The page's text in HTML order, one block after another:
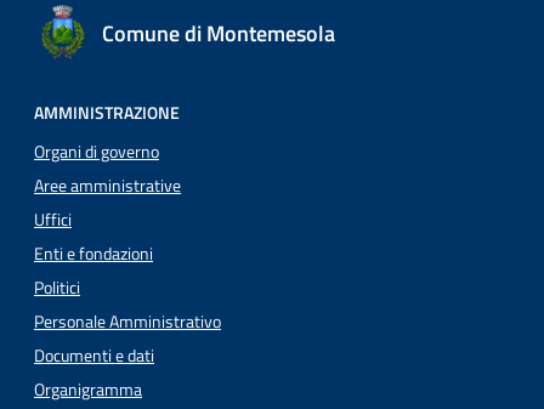
Comune di Montemesola
AMMINISTRAZIONE
Organi di governo
Aree amministrative
Uffici
Enti e fondazioni
Politici
Personale Amministrativo
Documenti e dati
Organigramma